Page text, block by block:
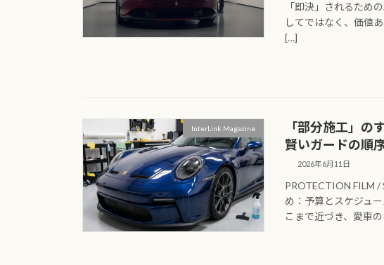
「即決」されるため
してではなく、価値
[…]
InterLink Magazine
「部分施工」の
賢いガードの順
2026年6月11日
PROTECTION FILM /
め：予算とスケジュ
こまで近づき、愛車